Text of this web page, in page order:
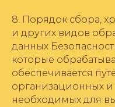
8. Порядок сбора,
и других видов
данных
которые
обеспечивается
организационных и
необходимых для